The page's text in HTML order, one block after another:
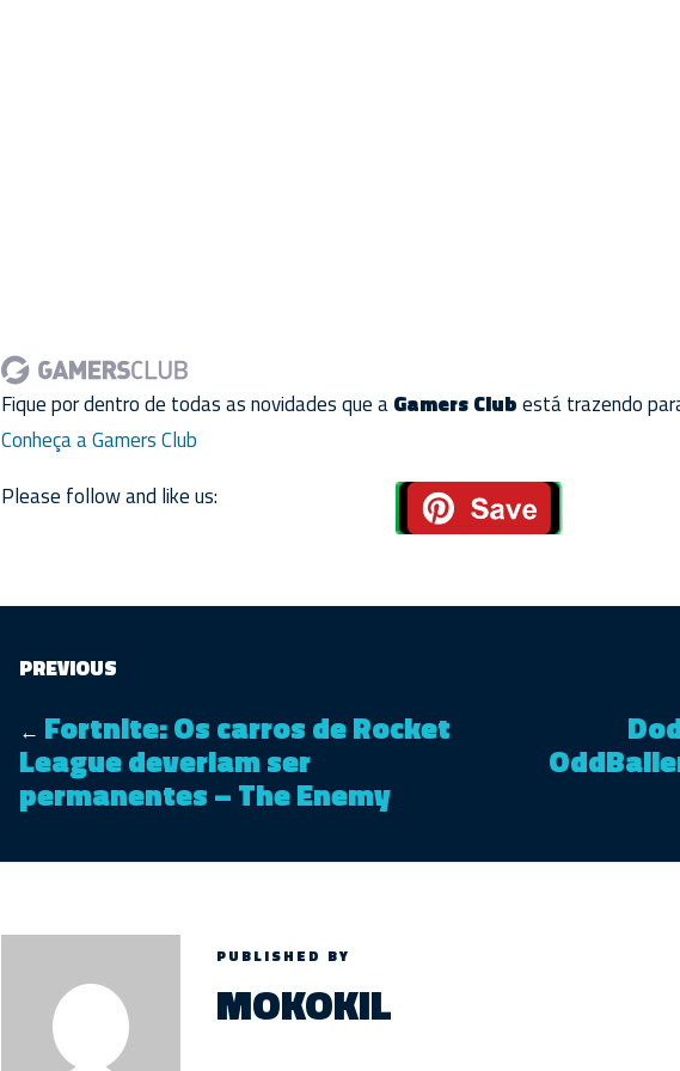
Fique por dentro de todas as novidades que aGamers Clubestá trazendo
Conheça a Gamers Club
Please follow and like us:
PREVIOUS
← Fortnite: Os carros de Rocket
League deveriam ser
permanentes – The Enemy
PUBLISHED BY
MOKOKIL